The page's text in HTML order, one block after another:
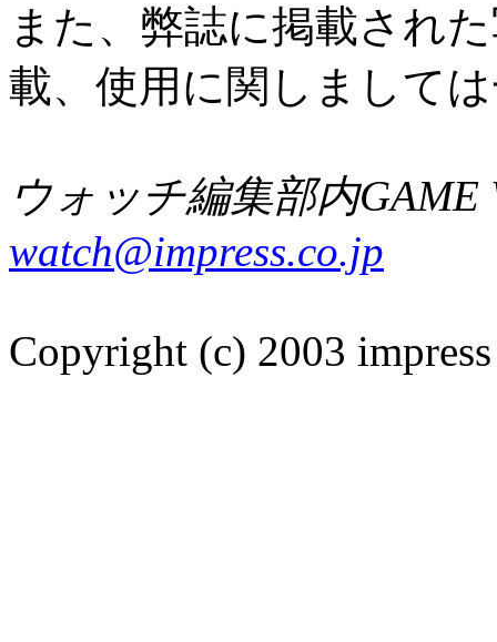
また、弊誌に掲載され
載、使用に関しまして
ウォッチ編集部内GAME
watch@impress.co.jp
Copyright (c) 2003